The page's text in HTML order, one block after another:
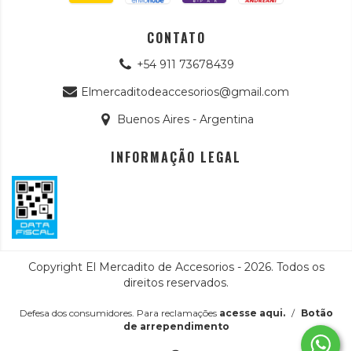
CONTATO
+54 911 73678439
Elmercaditodeaccesorios@gmail.com
Buenos Aires - Argentina
INFORMAÇÃO LEGAL
Copyright El Mercadito de Accesorios - 2026. Todos os
direitos reservados.
Defesa dos consumidores. Para reclamações acesse aqui. /
Botão
de arrependimento